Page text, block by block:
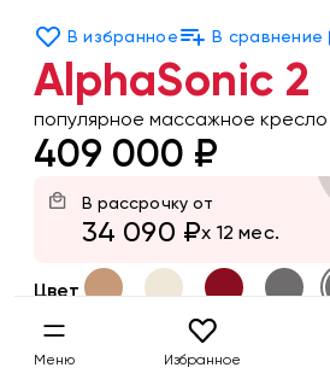
В избранное В сравнение
AlphaSonic 2
популярное массажное кресло
409 000 ₽
В рассрочку от
34 090 ₽x 12 мес.
Цвет
Меню Избранное